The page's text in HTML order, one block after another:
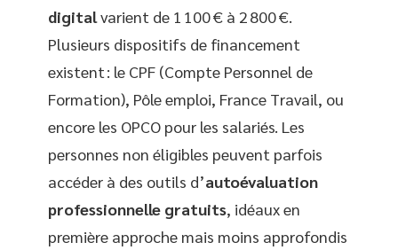
digital varient de 1 100 € à 2 800 €.
Plusieurs dispositifs de financement
existent : le CPF (Compte Personnel de
Formation), Pôle emploi, France Travail, ou
encore les OPCO pour les salariés. Les
personnes non éligibles peuvent parfois
accéder à des outils d’autoévaluation
professionnelle gratuits, idéaux en
première approche mais moins approfondis